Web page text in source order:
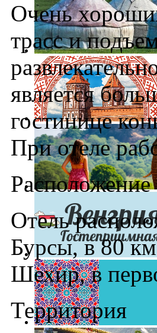
Очень
трасс и
является
гостинице
При отеле
Расположение
Отель
Бурсы, в 80
Шехир, в
Территория